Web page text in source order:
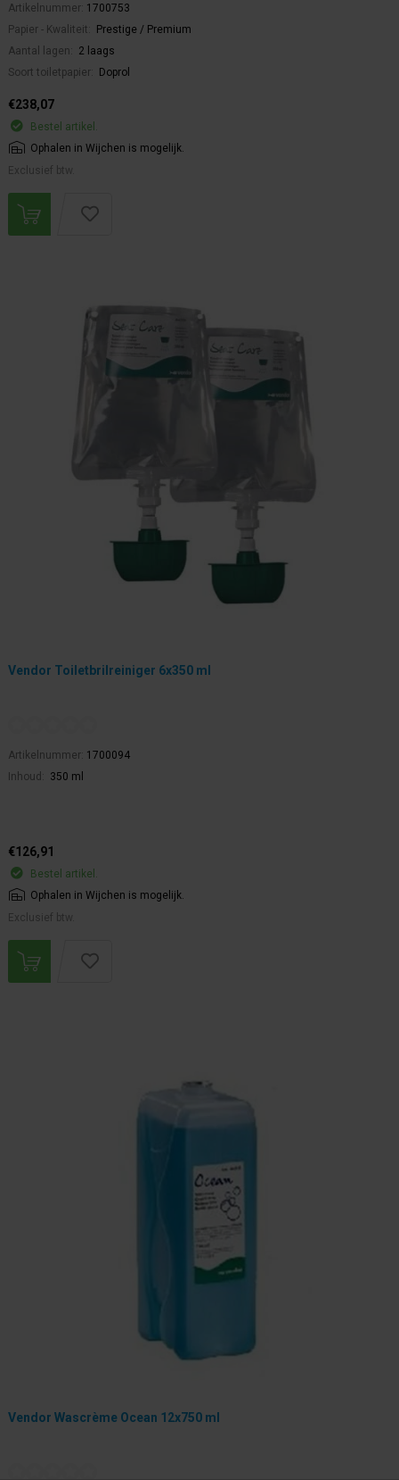
Artikelnummer: 1700753
Papier - Kwaliteit:
Prestige / Premium
Aantal lagen:
2 laags
Soort toiletpapier:
Doprol
€238,07
Bestel artikel.
Ophalen in Wijchen is mogelijk.
Exclusief btw.
Vendor Toiletbrilreiniger 6x350 ml
Artikelnummer: 1700094
Inhoud:
350 ml
€126,91
Bestel artikel.
Ophalen in Wijchen is mogelijk.
Exclusief btw.
Vendor Wascrème Ocean 12x750 ml